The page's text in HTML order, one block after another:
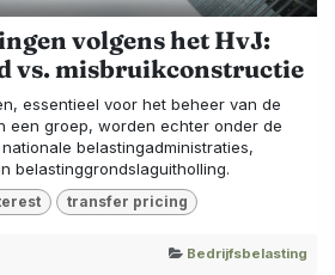
volgens het HvJ:
vs. misbruikconstructie
essentieel voor het beheer van de
een groep, worden echter onder de
belastingadministraties,
belastinggrondslaguitholling.
transfer pricing
Bedrijfsbelasting